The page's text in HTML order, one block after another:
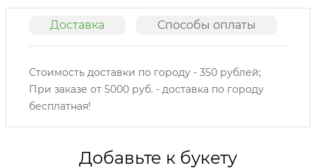
Доставка Способы оплаты
Стоимость доставки по городу - 350 рублей;
При заказе от 5000 руб. - доставка по городу
бесплатная!
Добавьте к букету